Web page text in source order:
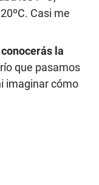
Casi me
la
que pasamos
imaginar cómo